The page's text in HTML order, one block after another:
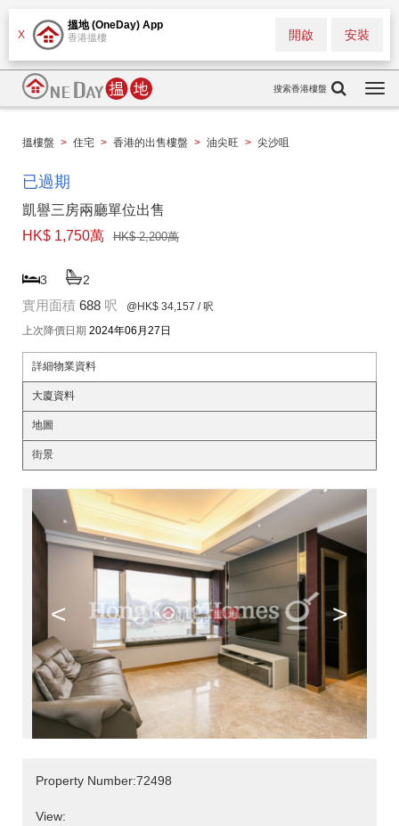
X
搵地 (OneDay) App
香港搵樓 安裝
開啟
搜索香港樓盤
搵樓盤 > 住宅 > 香港的出售樓盤 > 油尖旺 > 尖沙咀
已過期
凱譽三房兩廳單位出售
HK$ 1,750萬
HK$ 2,200萬
3 2
實用面積 688 呎 @HK$ 34,157 / 呎
上次降價日期 2024年06月27日
詳細物業資料
大廈資料
地圖
街景
< >
Property Number:72498
View: